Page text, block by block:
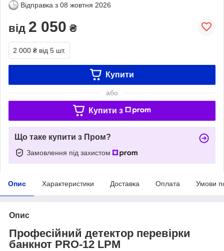
Відправка з 08 жовтня 2026
від 2 050 ₴
2 000 ₴ від 5 шт.
Купити
або
Купити з
Що таке купити з Пром?
Замовлення під захистом
Опис Характеристики Доставка Оплата Умови
Опис
Професійний детектор перевірки
банкнот PRO-12 LPM